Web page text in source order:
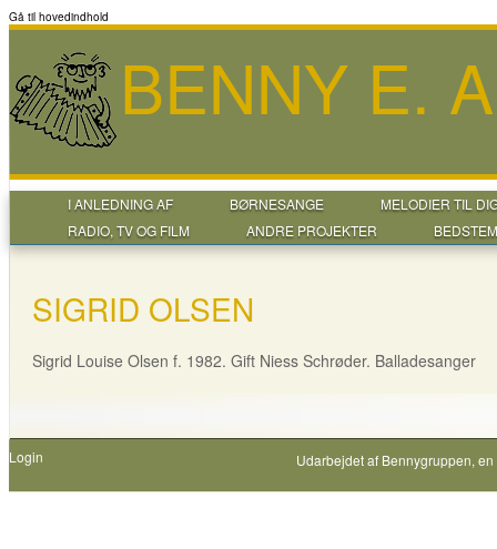
Gå til hovedindhold
BENNY E.
I ANLEDNING AF BØRNESANGE
MELODIER TIL
RADIO, TV OG FILM
ANDRE PROJEKTER
SIGRID OLSEN
Sigrid Louise Olsen f. 1982. Gift Niess Schrøder. Balladesanger
Login Udarbejdet af Bennygruppen,